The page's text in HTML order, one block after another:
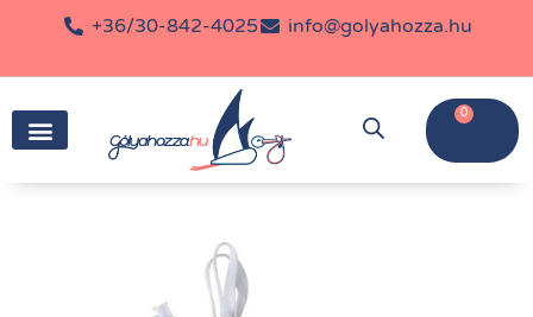
+36/30-842-4025 info@golyahozza.hu
0